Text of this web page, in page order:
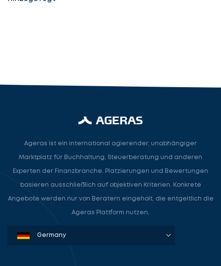
Ageras ist ein international agierender, unabhängiger
Marktplatz für Buchhaltung, Steuerberatung und anderen
Experten der Finanzbranche. Platzierungen und Bewertungen
basieren ausschließlich auf objektiven Kriterien. Konkrete
Angebote werden nur von Beratern eingeholt, die entgeltlich die
Ageras Plattform nutzen.
Denmark
Sweden
Norway
Netherlands
Germany
USA